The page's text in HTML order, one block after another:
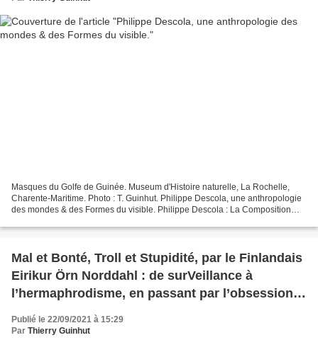
Masques du Golfe de Guinée. Museum d'Histoire naturelle, La Rochelle,
Charente-Maritime. Photo : T. Guinhut. Philippe Descola, une anthropologie
des mondes & des Formes du visible. Philippe Descola : La Composition
Mal et Bonté, Troll et Stupidité, par le Finlandais
Eirikur Örn Norddahl : de surVeillance à
l’hermaphrodisme, en passant par l’obsession
de l’Holocauste.
Publié le 22/09/2021 à 15:29
Par Thierry Guinhut